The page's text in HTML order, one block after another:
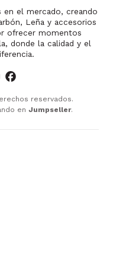
en el mercado, creando
Leña y accesorios
ofrecer momentos
donde la calidad y el
reservados.
en Jumpseller.